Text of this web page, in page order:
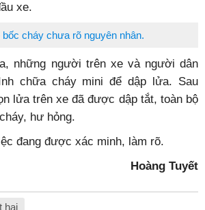
xe.
cháy chưa rõ nguyên nhân.
những người trên xe và người dân
chữa cháy mini để dập lửa. Sau
lửa trên xe đã được dập tắt, toàn bộ
hư hỏng.
đang được xác minh, làm rõ.
Hoàng Tuyết
hại